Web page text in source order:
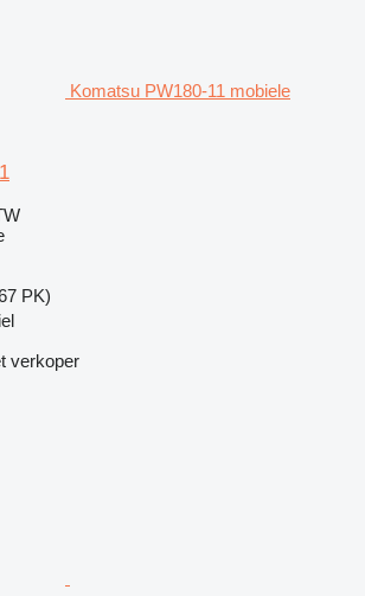
Komatsu PW180-11 mobiele
PK)
verkoper